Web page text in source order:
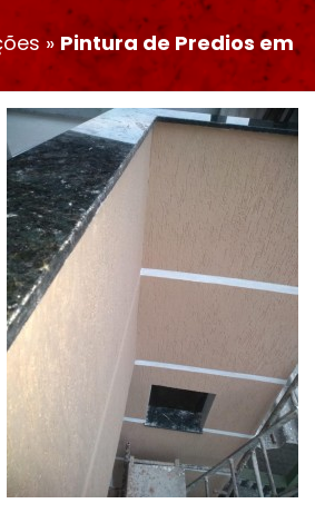
» Pintura de Predios em